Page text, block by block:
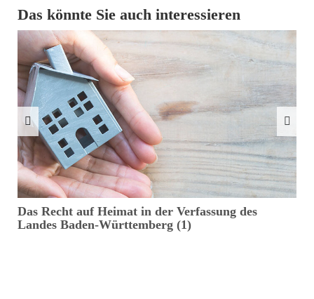
Das könnte Sie auch interessieren
Das Recht auf Heimat in der Verfassung des
Landes Baden-Württemberg (1)